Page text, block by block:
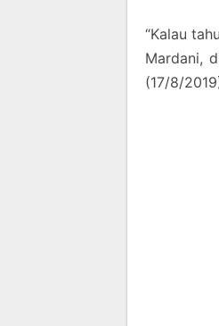
“Kalau
Mardani,
(17/8/